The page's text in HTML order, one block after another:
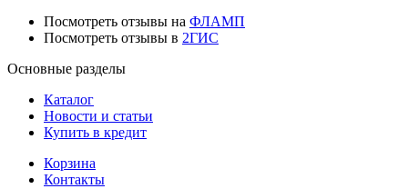
Посмотреть отзывы на ФЛАМП
Посмотреть отзывы в 2ГИС
Основные разделы
Каталог
Новости и статьи
Купить в кредит
Корзина
Контакты